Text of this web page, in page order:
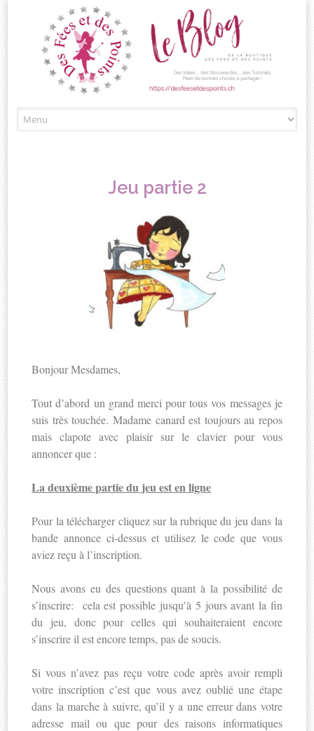
au
Jeu partie 2
Bonjour Mesdames,
Tout d’abord un grand merci pour tous vos messages je
suis très touchée. Madame canard est toujours au repos
mais clapote avec plaisir sur le clavier pour vous
annoncer que :
La deuxième partie du jeu est en ligne
Pour la télécharger cliquez sur la rubrique du jeu dans la
bande annonce ci-dessus et utilisez le code que vous
aviez reçu à l’inscription.
Nous avons eu des questions quant à la possibilité de
s’inscrire: cela est possible jusqu’à 5 jours avant la fin
du jeu, donc pour celles qui souhaiteraient encore
s’inscrire il est encore temps, pas de soucis.
Si vous n’avez pas reçu votre code après avoir rempli
votre inscription c’est que vous avez oublié une étape
dans la marche à suivre, qu’il y a une erreur dans votre
adresse mail ou que pour des raisons informatiques